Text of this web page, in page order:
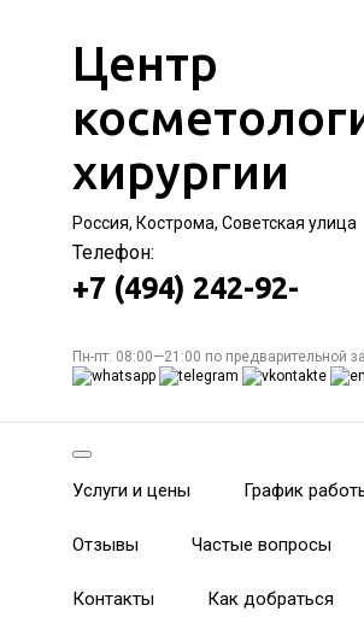
Центр
хирургии
Россия, Кострома, Советская улица
Телефон:
+7 (494) 242-92-
Пн-пт: 08:00—21:00 по предварительной
Услуги и цены График
Отзывы Частые вопросы
Контакты Как добраться